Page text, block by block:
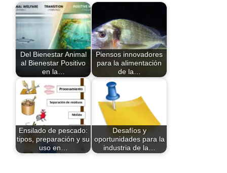
Del Bienestar Animal
al Bienestar Positivo
en la…
Piensos innovadores
para la alimentación
de la…
Ensilado de pescado:
tipos, preparación y su
uso en…
Desafíos y
oportunidades para la
industria de la…